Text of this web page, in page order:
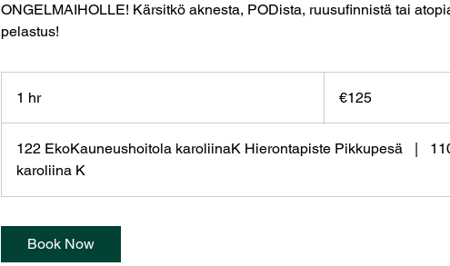
ONGELMAIHOLLE! Kärsitkö aknesta, PODista, ruusufinnistä tai
pelastus!
1 hr1
h
€125
122 EkoKauneushoitola karoliinaK Hierontapiste Pikkupesä |
karoliina K
Book Now